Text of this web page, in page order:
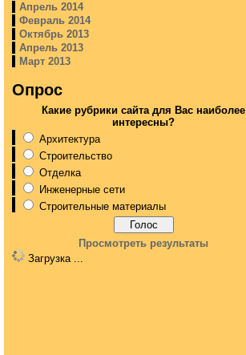
Апрель 2014
Февраль 2014
Октябрь 2013
Апрель 2013
Март 2013
Опрос
Какие рубрики сайта для Вас наиболее
интересны?
Архитектура
Строительство
Отделка
Инженерные сети
Строительные материалы
Просмотреть результаты
Загрузка ...